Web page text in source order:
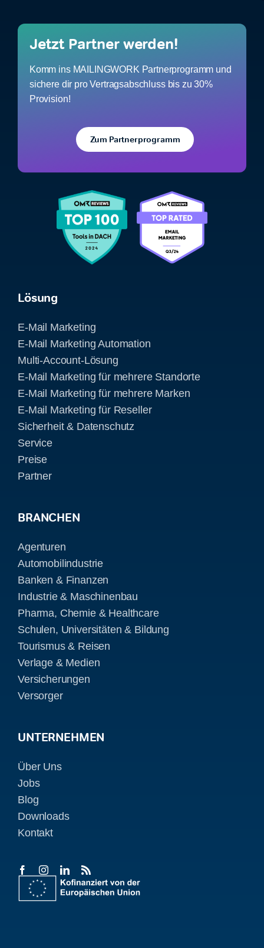
Jetzt Partner werden!
Komm ins MAILINGWORK Partnerprogramm und
sichere dir pro Vertragsabschluss bis zu 30%
Provision!
Zum Partnerprogramm
Lösung
E-Mail Marketing
E-Mail Marketing Automation
Multi-Account-Lösung
E-Mail Marketing für mehrere Standorte
E-Mail Marketing für mehrere Marken
E-Mail Marketing für Reseller
Sicherheit & Datenschutz
Service
Preise
Partner
BRANCHEN
Agenturen
Automobilindustrie
Banken & Finanzen
Industrie & Maschinenbau
Pharma, Chemie & Healthcare
Schulen, Universitäten & Bildung
Tourismus & Reisen
Verlage & Medien
Versicherungen
Versorger
UNTERNEHMEN
Über Uns
Jobs
Blog
Downloads
Kontakt